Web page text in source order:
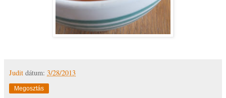
Judit dátum: 3/28/2013
Megosztás